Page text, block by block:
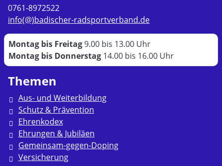
0761-8972522
info(@)badischer-radsportverband.de
Montag bis Freitag9.00 bis 13.00 Uhr
Montag bis Donnerstag 14.00 bis 16.00 Uhr
Themen
Aus- und Weiterbildung
Schutz & Prävention
Ehrenkodex
Ehrungen & Jubiläen
Gemeinsam-gegen-Doping
Versicherung